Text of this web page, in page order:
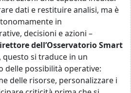
dati e restituire analisi, ma è
in
decisioni e azioni –
dell’Osservatorio Smart
questo si traduce in un
delle possibilità operative:
delle risorse, personalizzare i